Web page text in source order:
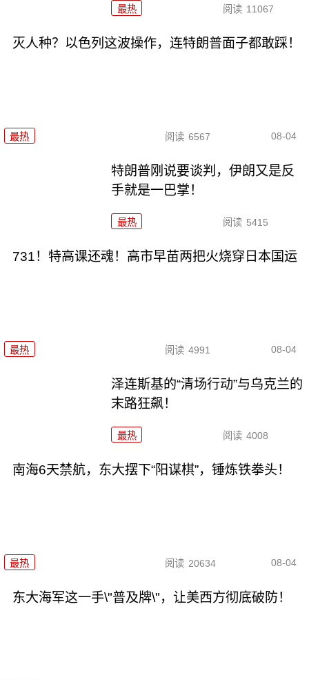
最热 阅读 11067
灭人种？以色列这波操作，连特朗普面子都敢踩！
最热 阅读 6567 08-04
特朗普刚说要谈判，伊朗又是反
手就是一巴掌！
最热 阅读 5415
731！特高课还魂！高市早苗两把火烧穿日本国运
最热 阅读 4991 08-04
泽连斯基的“清场行动”与乌克兰的
末路狂飙！
最热 阅读 4008
南海6天禁航，东大摆下“阳谋棋”，锤炼铁拳头！
最热 阅读 20634 08-04
东大海军这一手\"普及牌\"，让美西方彻底破防！